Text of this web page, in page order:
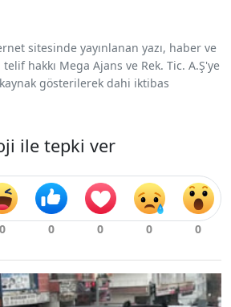
sitesinde yayınlanan yazı, haber ve
hakkı Mega Ajans ve Rek. Tic. A.Ş'ye
gösterilerek dahi iktibas
ile tepki ver